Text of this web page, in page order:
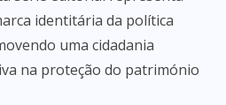
identitária da política
uma cidadania
na proteção do património